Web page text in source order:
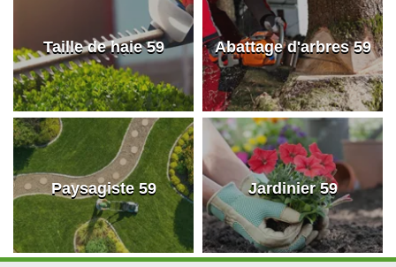
Taille de haie 59 Abattage d'arbres 59
Paysagiste 59 Jardinier 59